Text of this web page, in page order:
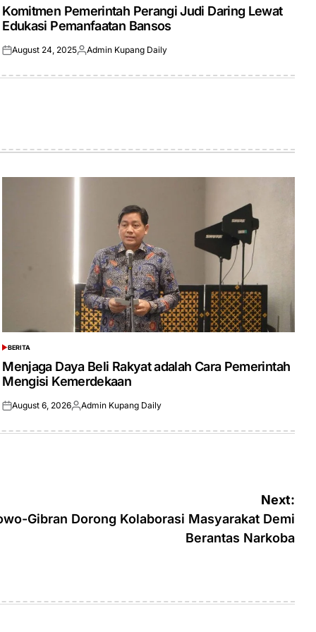
INKomitmen Pemerintah Perangi Judi Daring Lewat
Edukasi Pemanfaatan Bansos
Posted
August 24, 2025Posted
Admin Kupang Daily
POSTED
IN
BERITA
Menjaga Daya Beli Rakyat adalah Cara Pemerintah
Mengisi Kemerdekaan
Posted
August 6, 2026Posted
Admin Kupang Daily
Next:
Gibran Dorong Kolaborasi Masyarakat Demi
Berantas Narkoba